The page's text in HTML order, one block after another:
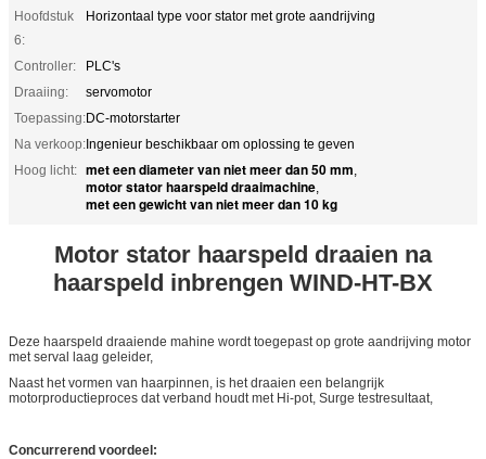
Hoofdstuk
6:
Horizontaal type voor stator met grote aandrijving
Controller:
PLC's
Draaiing:
servomotor
Toepassing:DC-motorstarter
Na verkoop:Ingenieur beschikbaar om oplossing te geven
Hoog licht: met een diameter van niet meer dan 50 mm,
motor stator haarspeld draaimachine,
met een gewicht van niet meer dan 10 kg
Motor stator haarspeld draaien na
haarspeld inbrengen WIND-HT-BX
Deze haarspeld draaiende mahine wordt toegepast op grote aandrijving motor
met serval laag geleider,
Naast het vormen van haarpinnen, is het draaien een belangrijk
motorproductieproces dat verband houdt met Hi-pot, Surge testresultaat,
Concurrerend voordeel: